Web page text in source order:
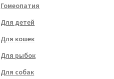
Гомеопатия
Для детей
Для кошек
Для рыбок
Для собак